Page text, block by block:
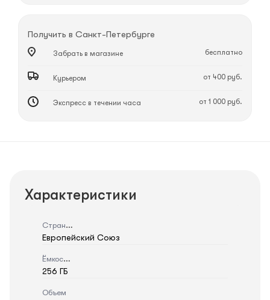
Получить в Санкт-Петербурге
Забрать в магазине бесплатно
Курьером от 400 руб.
Экспресс в течении часа от 1 000 руб.
Характеристики
Страна
Европейский Союз
Ёмкость
256 ГБ
Объем